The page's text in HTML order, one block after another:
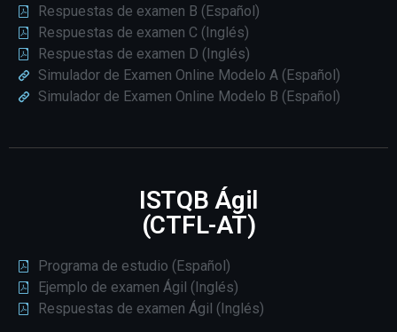
Respuestas de examen B (Español)
Respuestas de examen C (Inglés)
Respuestas de examen D (Inglés)
Simulador de Examen Online Modelo A (Español)
Simulador de Examen Online Modelo B (Español)
ISTQB Ágil
(CTFL-AT)
Programa de estudio (Español)
Ejemplo de examen Ágil (Inglés)
Respuestas de examen Ágil (Inglés)